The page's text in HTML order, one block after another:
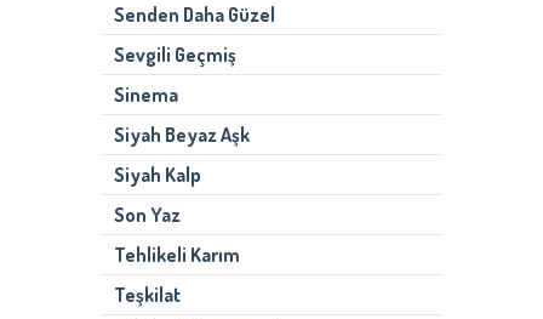
Senden Daha Güzel
Sevgili Geçmiş
Sinema
Siyah Beyaz Aşk
Siyah Kalp
Son Yaz
Tehlikeli Karım
Teşkilat